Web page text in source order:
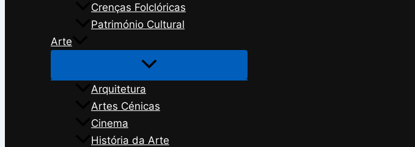
Crenças Folclóricas
Património Cultural
Arte
Arquitetura
Artes Cénicas
Cinema
História da Arte